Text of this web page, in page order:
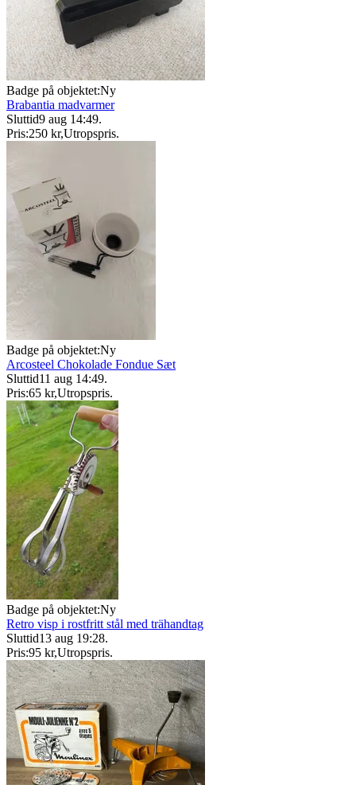
Badge på objektet:Ny
Brabantia madvarmer
Sluttid9 aug 14:49.
Pris:250 kr,Utropspris.
Badge på objektet:Ny
Arcosteel Chokolade Fondue Sæt
Sluttid11 aug 14:49.
Pris:65 kr,Utropspris.
Badge på objektet:Ny
Retro visp i rostfritt stål med trähandtag
Sluttid13 aug 19:28.
Pris:95 kr,Utropspris.